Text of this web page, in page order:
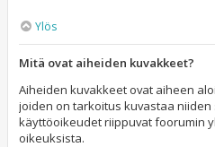
Ylös
Mitä ovat aiheiden kuvakkeet?
Aiheiden kuvakkeet ovat aiheen
joiden on tarkoitus kuvastaa
käyttöoikeudet riippuvat foorumin
oikeuksista.